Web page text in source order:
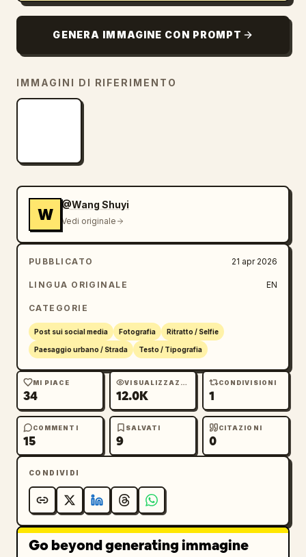
播". Sul lato sinistro aggiungi 2 schede di
加冰 送 嘉年华 x1". Sotto, aggiungi 5 fumetti
di chat sovrapposti con nomi utente e
哥：大火箭送给最棒的主播！" seguito da 6 emoji
di festeggiamenti, 2) "小美：哇！嘉年华太震撼
么...". Aggiungi 5 icone di azione in basso:
faccina, vortice colorato, cuore, scatola
regalo e tre puntini. Aggiungi un flusso
a uno screenshot di un livestream di un'app
social di alto livello, con una tipografia
utente e un'atmosfera festosa e virale.
GENERA IMMAGINE CON PROMPT
IMMAGINI DI RIFERIMENTO
W
@Wang Shuyi
Vedi originale
PUBBLICATO 21 apr 2026
LINGUA ORIGINALE EN
CATEGORIE
Post sui social media Fotografia Ritratto / Selfie
Paesaggio urbano / Strada Testo / Tipografia
MI PIACE
34
VISUALIZZAZIONI
12.0K
CONDIVISIONI
1
COMMENTI
15
SALVATI
9
CITAZIONI
0
CONDIVIDI
Go beyond generating immagine